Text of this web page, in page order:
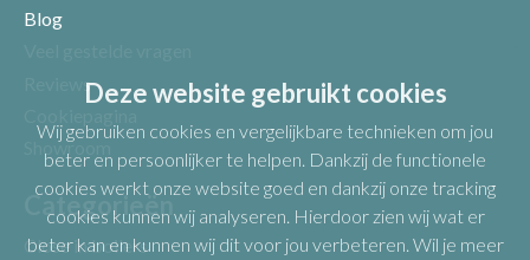
Blog
Reviews
Showroom
Categorieën
Close in boilers
Deze website gebruikt cookies
Wij gebruiken cookies en vergelijkbare technieken om jou
beter en persoonlijker te helpen. Dankzij de functionele
cookies werkt onze website goed en dankzij onze tracking
cookies kunnen wij analyseren. Hierdoor zien wij wat er
beter kan en kunnen wij dit voor jou verbeteren. Wil je meer